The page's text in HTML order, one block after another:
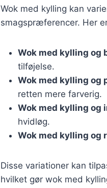
Wok med kylling kan
smagspræferencer. Her
Wok med kylling og
tilføjelse.
Wok med kylling og
retten mere farverig.
Wok med kylling og
hvidløg.
Wok med kylling og
Disse variationer kan
hvilket gør wok med